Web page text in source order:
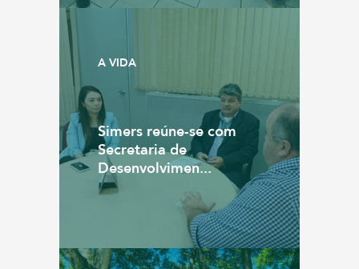
A VIDA
Simers reúne-se com
Secretaria de
Desenvolvimen...